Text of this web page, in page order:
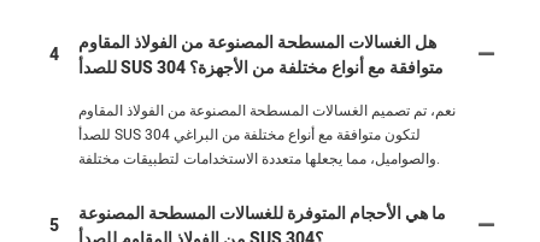
4
هل الغسالات المسطحة المصنوعة من الفولاذ المقاوم
للصدأ SUS 304 متوافقة مع أنواع مختلفة من الأجهزة؟
نعم، تم تصميم الغسالات المسطحة المصنوعة من الفولاذ المقاوم
للصدأ SUS 304 لتكون متوافقة مع أنواع مختلفة من البراغي
والصواميل، مما يجعلها متعددة الاستخدامات لتطبيقات مختلفة.
5
ما هي الأحجام المتوفرة للغسالات المسطحة المصنوعة